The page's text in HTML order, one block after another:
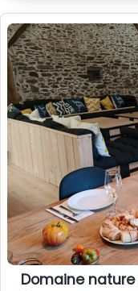
Domaine